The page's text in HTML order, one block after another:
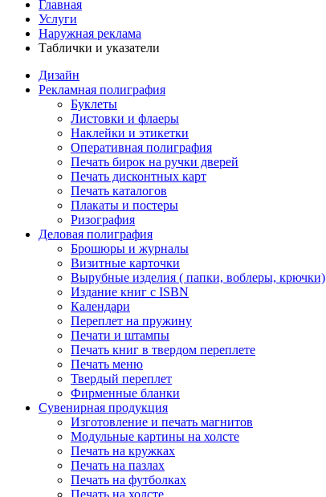
Главная
Услуги
Наружная реклама
Таблички и указатели
Дизайн
Рекламная полиграфия
Буклеты
Листовки и флаеры
Наклейки и этикетки
Оперативная полиграфия
Печать бирок на ручки дверей
Печать дисконтных карт
Печать каталогов
Плакаты и постеры
Ризография
Деловая полиграфия
Брошюры и журналы
Визитные карточки
Вырубные изделия ( папки, воблеры, крючки)
Издание книг с ISBN
Календари
Переплет на пружину
Печати и штампы
Печать книг в твердом переплете
Печать меню
Твердый переплет
Фирменные бланки
Сувенирная продукция
Изготовление и печать магнитов
Модульные картины на холсте
Печать на кружках
Печать на пазлах
Печать на футболках
Печать на холсте